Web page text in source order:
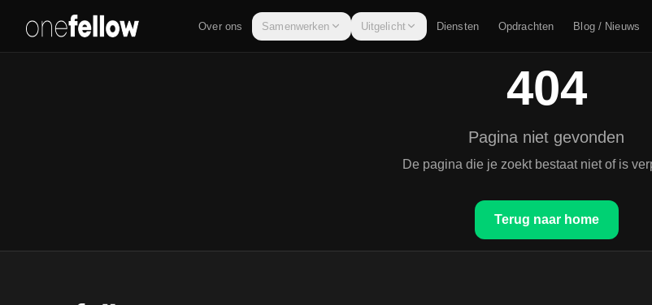
Over ons Samenwerken Uitgelicht Diensten Opdrachten Blog / Nieuws
404
Pagina niet gevonden
De pagina die je zoekt bestaat niet of is
Terug naar home